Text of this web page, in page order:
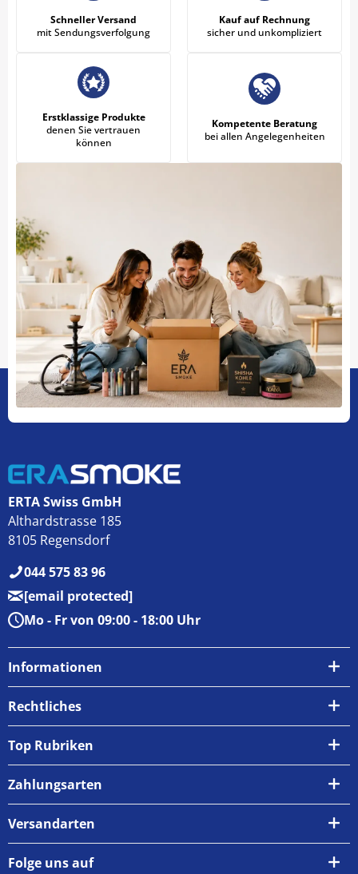
Schneller Versand
mit Sendungsverfolgung
Kauf auf Rechnung
sicher und unkompliziert
Erstklassige Produkte
denen Sie vertrauen
können
Kompetente Beratung
bei allen Angelegenheiten
ERTA Swiss GmbH
Althardstrasse 185
8105 Regensdorf
044 575 83 96
[email protected]
Mo - Fr von 09:00 - 18:00 Uhr
Informationen
Über uns
Zahlungsarten
Versand & Abholung
Newsletter
Rückgabe & Umtausch
Rechtliches
AGB
Widerrufsrecht
Top Rubriken
Zahlungsarten
Versandarten
Folge uns auf